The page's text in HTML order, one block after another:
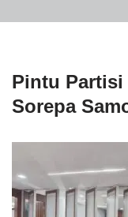
Pintu Partisi
Sorepa